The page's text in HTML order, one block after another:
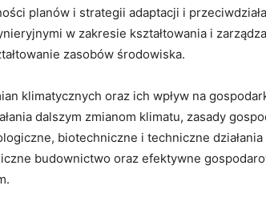
planów i strategii adaptacji i
w zakresie kształtowania i
zasobów środowiska.
klimatycznych oraz ich wpływ na
dalszym zmianom klimatu, zasady
biotechniczne i techniczne
budownictwo oraz efektywne